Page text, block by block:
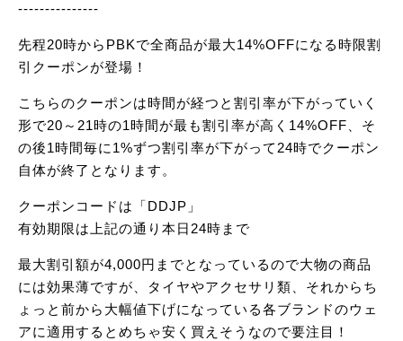
---------------
先程20時からPBKで全商品が最大14%OFFになる時限割
引クーポンが登場！
こちらのクーポンは時間が経つと割引率が下がっていく
形で20～21時の1時間が最も割引率が高く14%OFF、そ
の後1時間毎に1%ずつ割引率が下がって24時でクーポン
自体が終了となります。
クーポンコードは「DDJP」
有効期限は上記の通り本日24時まで
最大割引額が4,000円までとなっているので大物の商品
には効果薄ですが、タイヤやアクセサリ類、それからち
ょっと前から大幅値下げになっている各ブランドのウェ
アに適用するとめちゃ安く買えそうなので要注目！